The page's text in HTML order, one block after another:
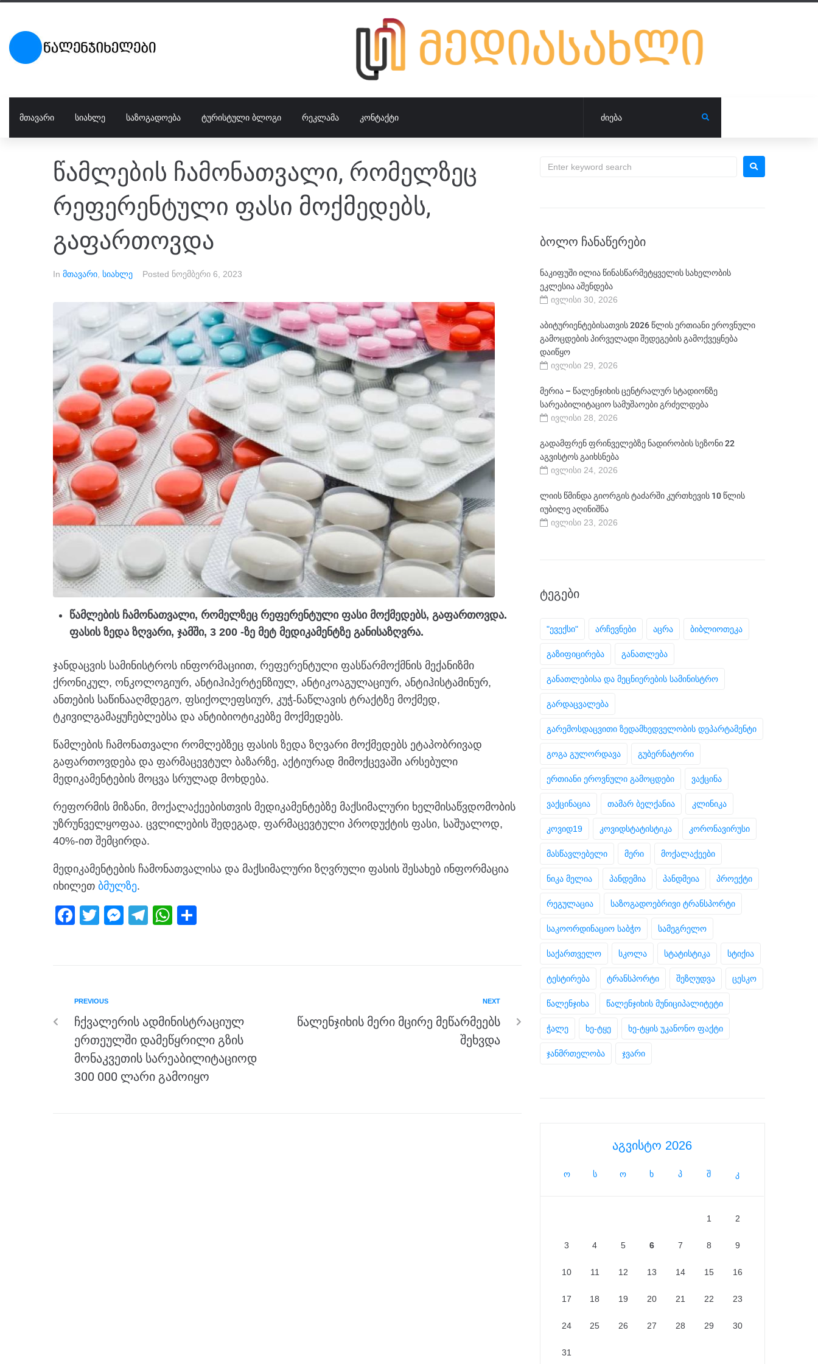
ᲛᲗᲐᲕᲐᲠᲘ ᲡᲘᲐᲮᲚᲔ ᲡᲐᲖᲝᲒᲐᲓᲝᲔᲑᲐ ᲢᲣᲠᲘᲡᲢᲣᲚᲘ ᲑᲚᲝᲒᲘ ᲠᲔᲙᲚᲐᲛᲐ ᲙᲝᲜᲢᲐᲥᲢᲘ
წამლების ჩამონათვალი, რომელზეც
რეფერენტული ფასი მოქმედებს,
გაფართოვდა
In მთავარი სიახლე Posted ნოემბერი 6, 2023
წამლების ჩამონათვალი, რომელზეც რეფერენტული ფასი მოქმედებს, გაფართოვდა.
ფასის ზედა ზღვარი, ჯამში, 3 200 -ზე მეტ მედიკამენტზე განისაზღვრა.
ჯანდაცვის სამინისტროს ინფორმაციით, რეფერენტული ფასწარმოქმნის მექანიზმი
ქრონიკულ, ონკოლოგიურ, ანტიჰიპერტენზიულ, ანტიკოაგულაციურ, ანტიჰისტამინურ,
ანთების საწინააღმდეგო, ფსიქოლეფსიურ, კუჭ-ნაწლავის ტრაქტზე მოქმედ,
ტკივილგამაყუჩებლებსა და ანტიბიოტიკებზე მოქმედებს.
წამლების ჩამონათვალი რომლებზეც ფასის ზედა ზღვარი მოქმედებს ეტაპობრივად
გაფართოვდება და ფარმაცევტულ ბაზარზე, აქტიურად მიმოქცევაში არსებული
მედიკამენტების მოცვა სრულად მოხდება.
რეფორმის მიზანი, მოქალაქეებისთვის მედიკამენტებზე მაქსიმალური ხელმისაწვდომობის
უზრუნველყოფაა. ცვლილების შედეგად, ფარმაცევტული პროდუქტის ფასი, საშუალოდ,
40%-ით შემცირდა.
მედიკამენტების ჩამონათვალისა და მაქსიმალური ზღვრული ფასის შესახებ ინფორმაცია
იხილეთ ბმულზე.
F
b
o
o
k
T
M
g
er
T
m
W
p
p
PREVIOUS
ჩქვალერის ადმინისტრაციულ
ერთეულში დამეწყრილი გზის
მონაკვეთის სარეაბილიტაციოდ
300 000 ლარი გამოიყო
NEXT
წალენჯიხის მერი მცირე მეწარმეებს
შეხვდა
ᲑᲝᲚᲝ ᲩᲐᲜᲐᲬᲔᲠᲔᲑᲘ
ნაკიფუში ილია წინასწარმეტყველის სახელობის
ეკლესია აშენდება
ივლისი 30, 2026
აბიტურიენტებისათვის 2026 წლის ერთიანი ეროვნული
გამოცდების პირველადი შედეგების გამოქვეყნება
დაიწყო
ივლისი 29, 2026
მერია – წალენჯიხის ცენტრალურ სტადიონზე
სარეაბილიტაციო სამუშაოები გრძელდება
ივლისი 28, 2026
გადამფრენ ფრინველებზე ნადირობის სეზონი 22
აგვისტოს გაიხსნება
ივლისი 24, 2026
ლიის წმინდა გიორგის ტაძარში კურთხევის 10 წლის
იუბილე აღინიშნა
ივლისი 23, 2026
ᲢᲔᲒᲔᲑᲘ
"ევექსი" არჩევნები აცრა ბიბლიოთეკა
გაზიფიცირება განათლება
განათლებისა და მეცნიერების სამინისტრო
გარდაცვალება
გარემოსდაცვითი ზედამხედველობის დეპარტამენტი
გოგა გულორდავა გუბერნატორი
ერთიანი ეროვნული გამოცდები ვაქცინა
ვაქცინაცია თამარ ბელქანია კლინიკა
კოვიდ19 კოვიდსტატისტიკა კორონავირუსი
მასწავლებელი მერი მოქალაქეები
ნიკა მელია პანდემია პანდმეია პროექტი
რეგულაცია საზოგადოებრივი ტრანსპორტი
საკოორდინაციო საბჭო სამეგრელო
საქართველო სკოლა სტატისტიკა სტიქია
ტესტირება ტრანსპორტი შეზღუდვა ცესკო
წალენჯიხა წალენჯიხის მუნიციპალიტეტი
ჭალე ხე-ტყე ხე-ტყის უკანონო ფაქტი
ჯანმრთელობა ჯვარი
აგვისტო 2026
ო ს ო ხ პ შ კ
1 2
3 4 5 6 7 8 9
10 11 12 13 14 15 16
17 18 19 20 21 22 23
24 25 26 27 28 29 30
31